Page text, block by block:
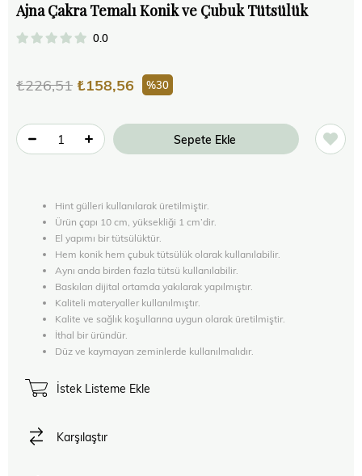
Ajna Çakra Temalı Konik ve Çubuk Tütsülük
0.0
₺226,51 ₺158,56 30
Hint gülleri kullanılarak üretilmiştir.
Ürün çapı 10 cm, yüksekliği 1 cm’dir.
El yapımı bir tütsülüktür.
Hem konik hem çubuk tütsülük olarak kullanılabilir.
Aynı anda birden fazla tütsü kullanılabilir.
Baskıları dijital ortamda yakılarak yapılmıştır.
Kaliteli materyaller kullanılmıştır.
Kalite ve sağlık koşullarına uygun olarak üretilmiştir.
İthal bir üründür.
Düz ve kaymayan zeminlerde kullanılmalıdır.
İstek Listeme Ekle
Karşılaştır